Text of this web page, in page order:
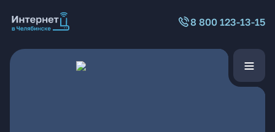
8 800 123-13-15